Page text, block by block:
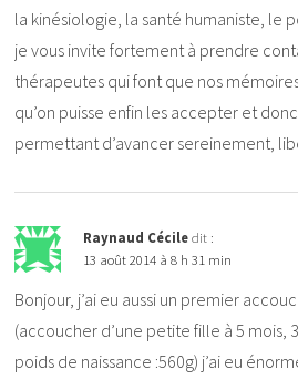
la kinésiologie, la santé humaniste, le
je vous invite fortement à prendre
thérapeutes qui font que nos
qu’on puisse enfin les accepter et
permettant d’avancer sereinement,
Raynaud Cécile dit :
13 août 2014 à 8 h 31 min
Bonjour, j’ai eu aussi un premier
(accoucher d’une petite fille à 5 mois,
poids de naissance :560g) j’ai eu